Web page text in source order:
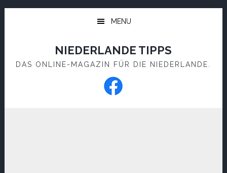
Skip
Skip
MENU
NIEDERLANDE TIPPS
DAS ONLINE-MAGAZIN FÜR DIE NIEDERLANDE.